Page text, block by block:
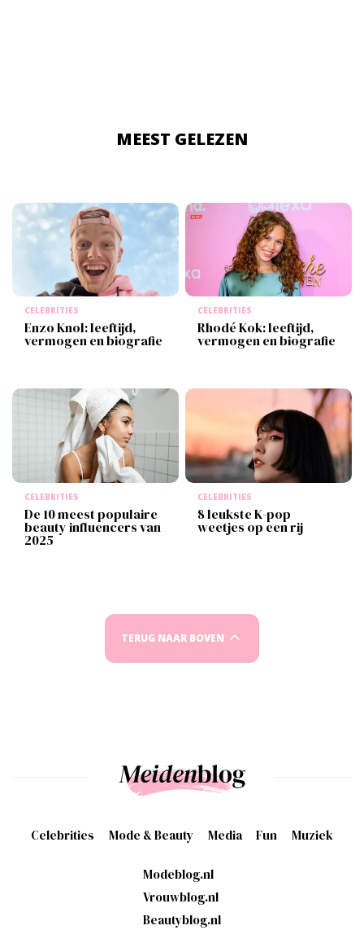
MEEST GELEZEN
CELEBRITIES
Enzo Knol: leeftijd,
vermogen en biografie
CELEBRITIES
Rhodé Kok: leeftijd,
vermogen en biografie
CELEBRITIES
De 10 meest populaire
beauty influencers van
2025
CELEBRITIES
8 leukste K-pop
weetjes op een rij
TERUG NAAR BOVEN
Celebrities Mode & Beauty Media Fun Muziek
Modeblog.nl
Vrouwblog.nl
Beautyblog.nl